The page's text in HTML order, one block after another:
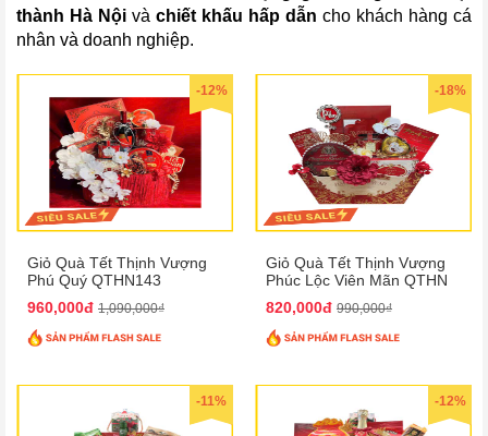
thành Hà Nội và chiết khấu hấp dẫn cho khách hàng cá
nhân và doanh nghiệp.
-12%
Giỏ Quà Tết Thịnh Vượng
Phú Quý QTHN143
960,000đ 1,090,000₫
-18%
Giỏ Quà Tết Thịnh Vượng
Phúc Lộc Viên Mãn QTHN
820,000đ 990,000₫
-11% -12%